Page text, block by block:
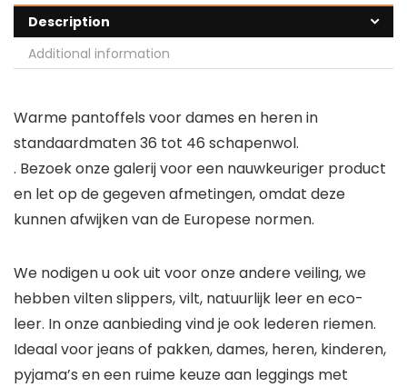
Description
Additional information
Warme pantoffels voor dames en heren in
standaardmaten 36 tot 46 schapenwol.
. Bezoek onze galerij voor een nauwkeuriger product
en let op de gegeven afmetingen, omdat deze
kunnen afwijken van de Europese normen.
We nodigen u ook uit voor onze andere veiling, we
hebben vilten slippers, vilt, natuurlijk leer en eco-
leer. In onze aanbieding vind je ook lederen riemen.
Ideaal voor jeans of pakken, dames, heren, kinderen,
pyjama’s en een ruime keuze aan leggings met